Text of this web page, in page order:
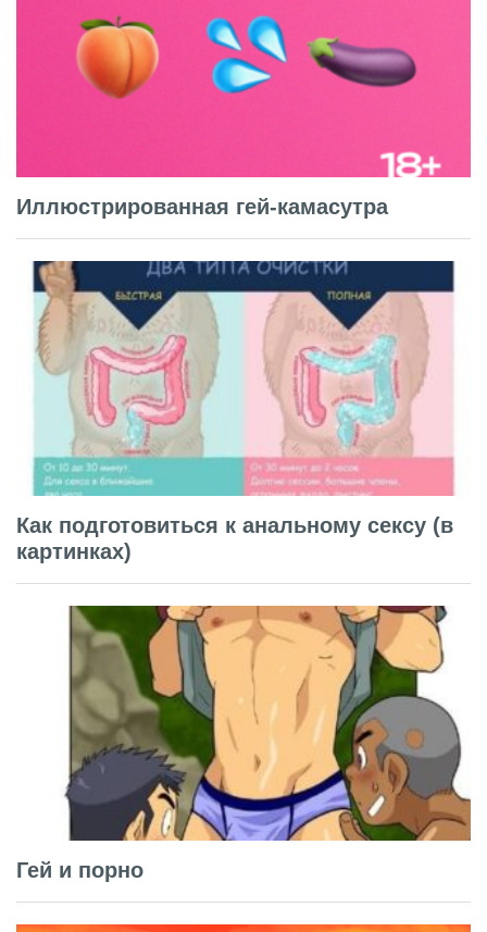
Иллюстрированная гей-камасутра
Как подготовиться к анальному сексу (в
картинках)
Гей и порно